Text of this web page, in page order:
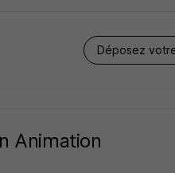
Déposez
Animation